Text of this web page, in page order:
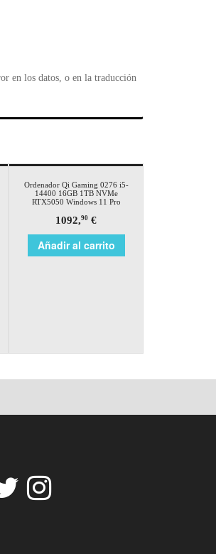
en los datos, o en la traducción
Ordenador Qi Gaming 0276 i5-
14400 16GB 1TB NVMe
RTX5050 Windows 11 Pro
1092,90 €
Añadir al carrito